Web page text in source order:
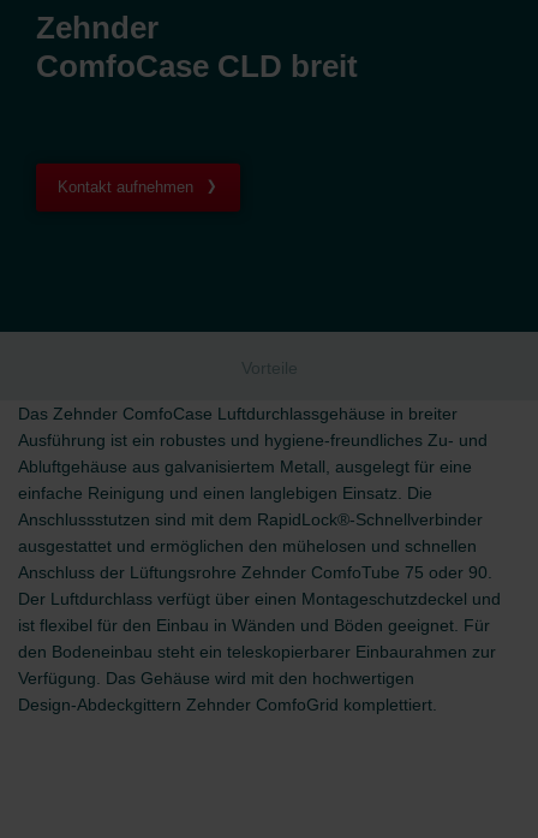
Zehnder
ComfoCase CLD breit
Kontakt aufnehmen
Vorteile
Das Zehnder ComfoCase Luftdurchlassgehäuse in breiter
Ausführung ist ein robustes und hygiene-freundliches Zu- und
Abluftgehäuse aus galvanisiertem Metall, ausgelegt für eine
einfache Reinigung und einen langlebigen Einsatz. Die
Anschlussstutzen sind mit dem RapidLock®‑Schnellverbinder
ausgestattet und ermöglichen den mühelosen und schnellen
Anschluss der Lüftungsrohre Zehnder ComfoTube 75 oder 90.
Der Luftdurchlass verfügt über einen Montageschutzdeckel und
ist flexibel für den Einbau in Wänden und Böden geeignet. Für
den Bodeneinbau steht ein teleskopierbarer Einbaurahmen zur
Verfügung. Das Gehäuse wird mit den hochwertigen
Design‑Abdeckgittern Zehnder ComfoGrid komplettiert.